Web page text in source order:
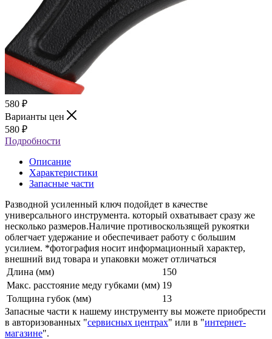
580 ₽
Варианты цен
580 ₽
Подробности
Описание
Характеристики
Запасные части
Разводной усиленный ключ подойдет в качестве
универсального инструмента. который охватывает сразу же
несколько размеров.Наличие противоскользящей рукоятки
облегчает удержание и обеспечивает работу с большим
усилием. *фотография носит информационный характер,
внешний вид товара и упаковки может отличаться
Длина (мм)
150
Макс. расстояние меду губками (мм) 19
Толщина губок (мм)
13
Запасные части к нашему инструменту вы можете приобрести
в авторизованных "сервисных центрах" или в "интернет-
магазине".